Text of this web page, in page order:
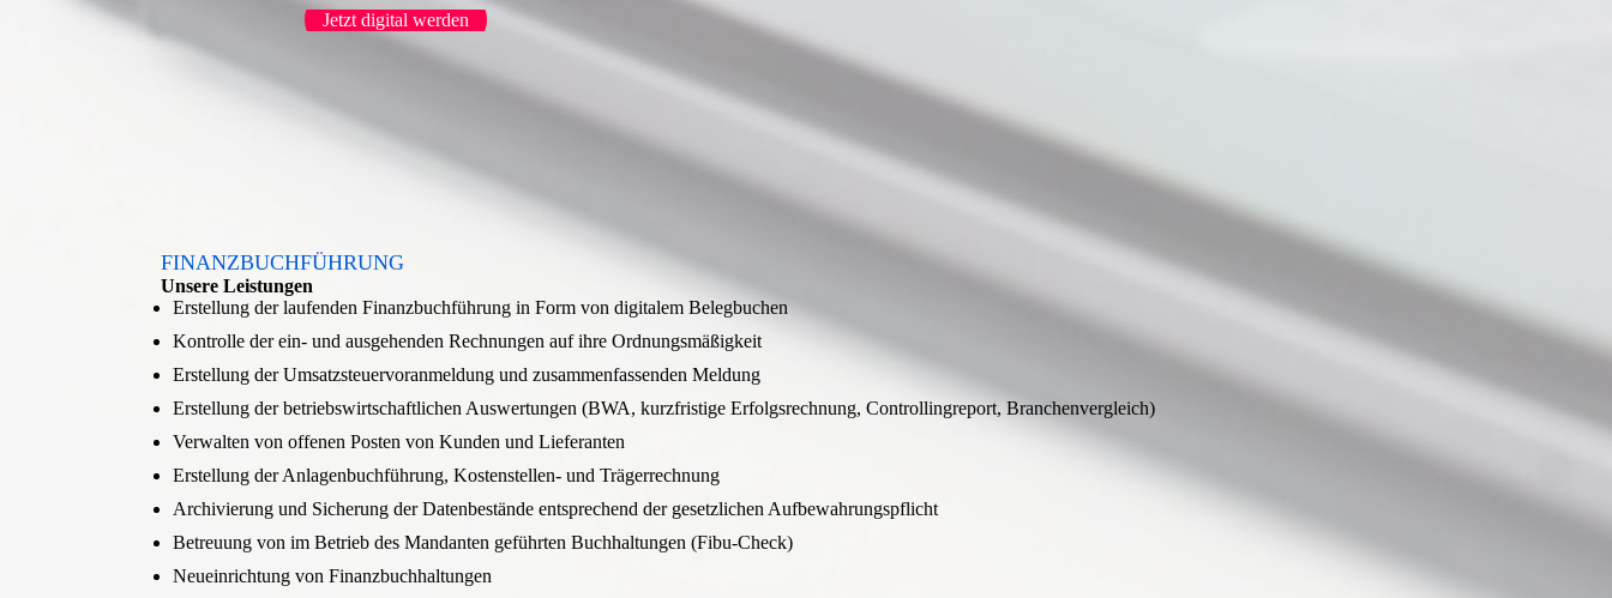
Jetzt digital werden
FINANZBUCHFÜHRUNG
Unsere Leistungen
Erstellung der laufenden Finanzbuchführung in Form von digitalem Belegbuchen
Kontrolle der ein- und ausgehenden Rechnungen auf ihre Ordnungsmäßigkeit
Erstellung der Umsatzsteuervoranmeldung und zusammenfassenden Meldung
Erstellung der betriebswirtschaftlichen Auswertungen (BWA, kurzfristige Erfolgsrechnung, Controllingreport, Branchenvergleich)
Verwalten von offenen Posten von Kunden und Lieferanten
Erstellung der Anlagenbuchführung, Kostenstellen- und Trägerrechnung
Archivierung und Sicherung der Datenbestände entsprechend der gesetzlichen Aufbewahrungspflicht
Betreuung von im Betrieb des Mandanten geführten Buchhaltungen (Fibu-Check)
Neueinrichtung von Finanzbuchhaltungen